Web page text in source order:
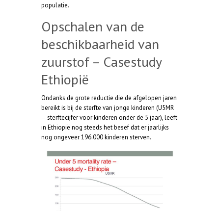
populatie.
Opschalen van de
beschikbaarheid van
zuurstof – Casestudy
Ethiopië
Ondanks de grote reductie die de afgelopen jaren
bereikt is bij de sterfte van jonge kinderen (U5MR
– sterftecijfer voor kinderen onder de 5 jaar), leeft
in Ethiopië nog steeds het besef dat er jaarlijks
nog ongeveer 196.000 kinderen sterven.